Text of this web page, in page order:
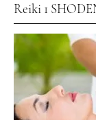
Reiki 1